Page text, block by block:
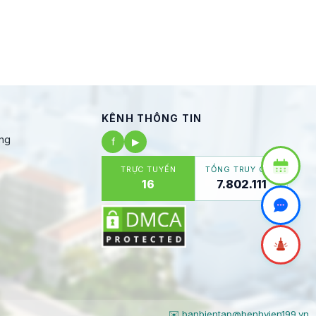
KÊNH THÔNG TIN
f
▶
TRỰC TUYẾN
16
TỔNG TRUY CẬP
7.802.111